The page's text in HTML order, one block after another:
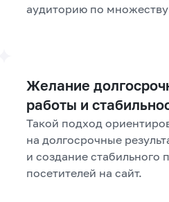
аудиторию по
Желание
работы и
Такой подход
на долгосрочные
и создание стабильного
посетителей на сайт.